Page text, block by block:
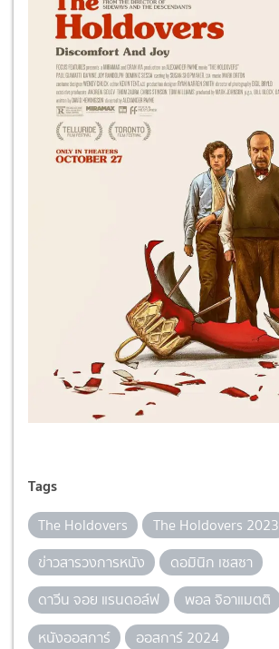
Tags
The Holdovers
The Holdovers 2023
ข่าวสารวงการหนัง
ดอมินิก เซสซา
ดาวีน จอย แรนดอล์ฟ
พอล จิอาแมตติ
หนังออสการ์
ออสการ์ 2024